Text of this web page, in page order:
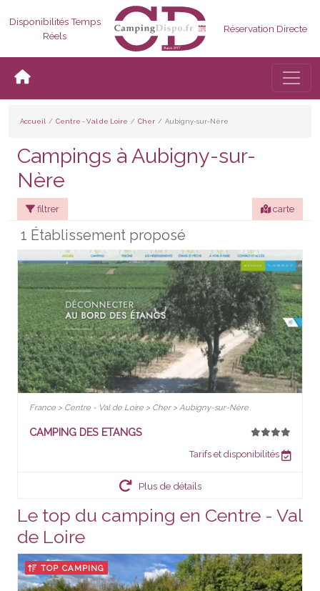
Disponibilités Temps
Réels
Réservation Directe
Accueil Centre - Val de Loire Cher Aubigny-sur-Nère
Campings à Aubigny-sur-
Nère
filtrer carte
1 Établissement proposé
France > Centre - Val de Loire > Cher > Aubigny-sur-Nère
CAMPING DES ETANGS
Tarifs et disponibilités
Plus de détails
Le top du camping en Centre - Val
de Loire
TOP CAMPING